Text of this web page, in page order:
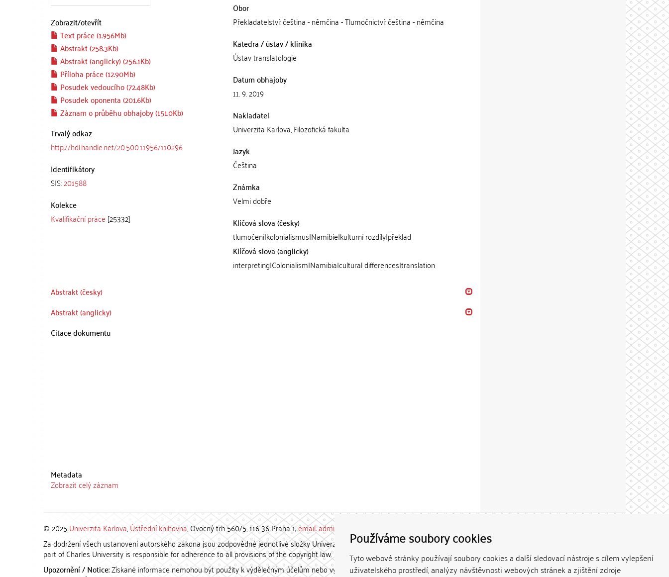
Používáme soubory cookies
Tyto webové stránky používají soubory cookies a další sledovací nástroje s cílem vylepšení
uživatelského prostředí, analýzy návštěvnosti webových stránek a zjištění zdroje
Zobrazit/otevřít
Text práce (1.956Mb)
Abstrakt (258.3Kb)
Abstrakt (anglicky) (256.1Kb)
Příloha práce (12.90Mb)
Posudek vedoucího (72.48Kb)
Posudek oponenta (201.6Kb)
Záznam o průběhu obhajoby (151.0Kb)
Trvalý odkaz
http://hdl.handle.net/20.500.11956/110296
Identifikátory
SIS:201588
Kolekce
Kvalifikační práce [25332]
Obor
Překladatelství: čeština - němčina - Tlumočnictví: čeština - němčina
Katedra / ústav / klinika
Ústav translatologie
Datum obhajoby
11. 9. 2019
Nakladatel
Univerzita Karlova, Filozofická fakulta
Jazyk
Čeština
Známka
Velmi dobře
Klíčová slova (česky)
tlumočení|kolonialismus|Namibie|kulturní rozdíly|překlad
Klíčová slova (anglicky)
interpreting|Colonialism|Namibia|cultural differences|translation
Abstrakt (česky)
Abstrakt (anglicky)
Citace dokumentu
Metadata
Zobrazit celý záznam
© 2025 Univerzita Karlova,Ústřední knihovna, Ovocný trh 560/5, 116 36 Praha 1;email: admin-repozitar [at] cuni.cz
Za dodržení všech ustanovení autorského zákona jsou zodpovědné jednotlivé složky Univerzity Karlovy. / Each constituent
part of Charles University is responsible for adherence to all provisions of the copyright law.
Upozornění / Notice:Získané informace nemohou být použity k výdělečným účelům nebo vydávány za studijní, vědeckou